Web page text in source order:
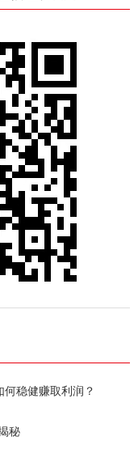
稳健赚取利润？
秘